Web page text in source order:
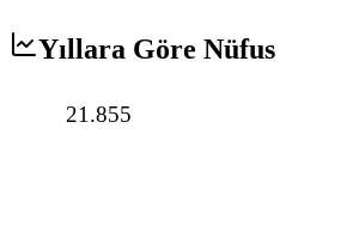
Yıllara Göre Nüfus
21.855